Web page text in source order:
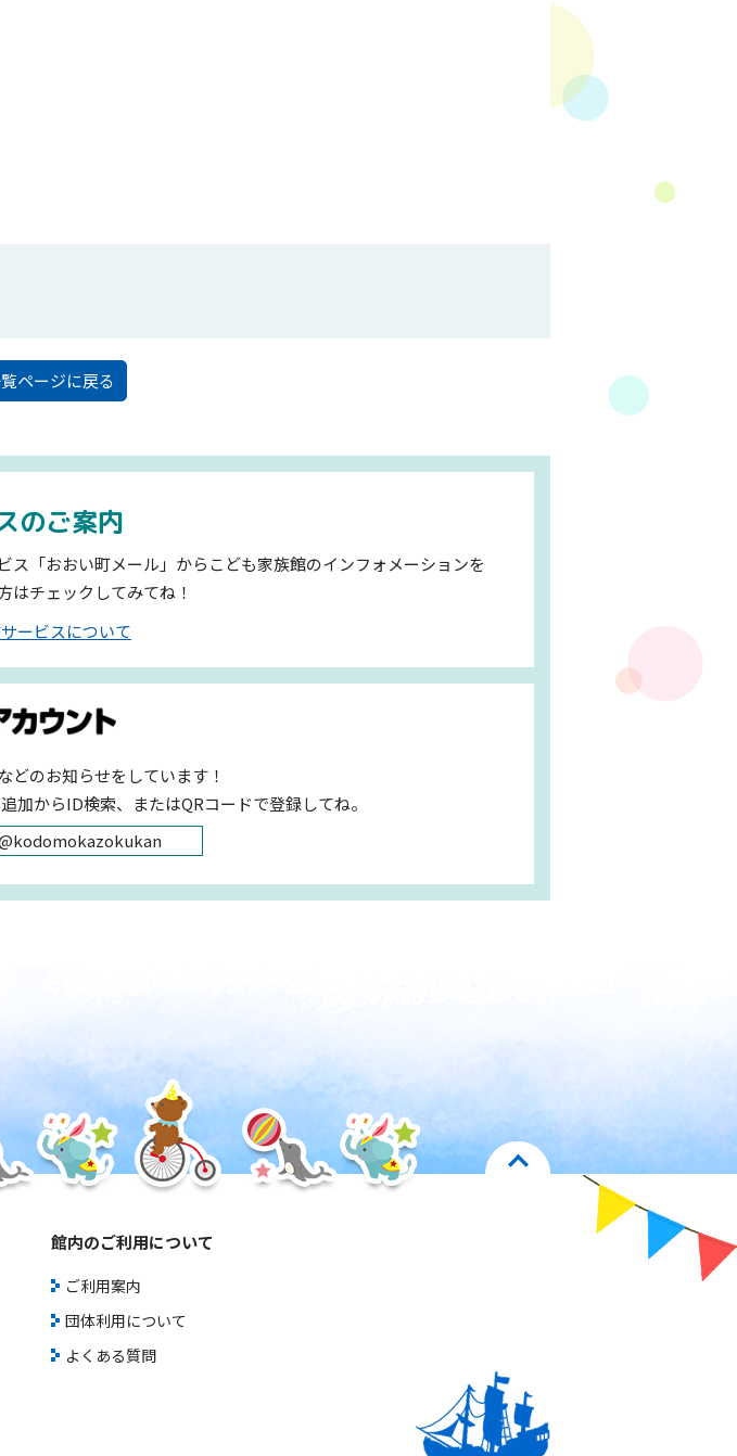
ページに戻る
のご案内
ス「おおい町メール」からこども家族館のインフォメーションを
はチェックしてみてね！
ービスについて
どのお知らせをしています！
加からID検索、またはQRコードで登録してね。
館内のご利用について
ご利用案内
団体利用について
よくある質問